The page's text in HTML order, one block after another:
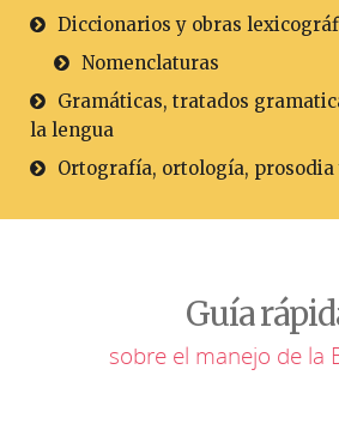
Diccionarios y obras
Nomenclaturas
Gramáticas, tratados
la lengua
Ortografía, ortología,
Guía
sobre el manejo de la